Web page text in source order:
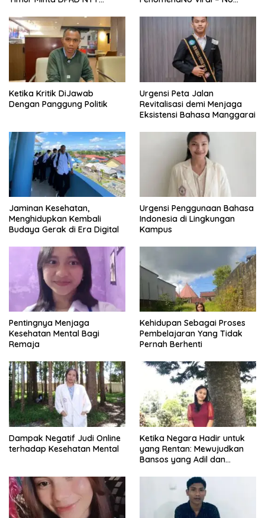
Pergub Larangan Beli BBM
Bersubsidi Bagi Penunggak
Pajak
Ketika Kritik DiJawab
Dengan Panggung Politik
Urgensi Peta Jalan
Revitalisasi demi Menjaga
Eksistensi Bahasa Manggarai
Jaminan Kesehatan,
Menghidupkan Kembali
Budaya Gerak di Era Digital
Urgensi Penggunaan Bahasa
Indonesia di Lingkungan
Kampus
Pentingnya Menjaga
Kesehatan Mental Bagi
Remaja
Kehidupan Sebagai Proses
Pembelajaran Yang Tidak
Pernah Berhenti
Dampak Negatif Judi Online
terhadap Kesehatan Mental
Ketika Negara Hadir untuk
yang Rentan: Mewujudkan
Bansos yang Adil dan